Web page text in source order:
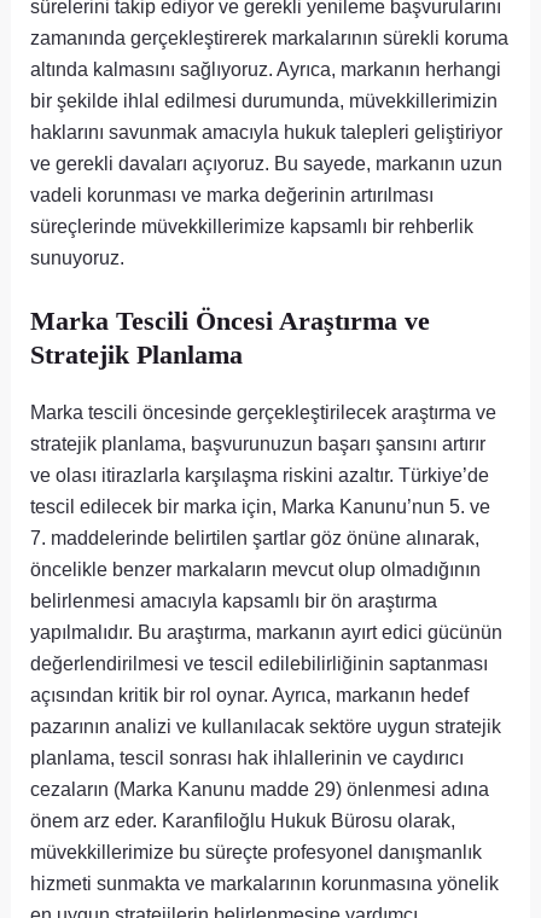
sürelerini takip ediyor ve gerekli yenileme başvurularını
zamanında gerçekleştirerek markalarının sürekli koruma
altında kalmasını sağlıyoruz. Ayrıca, markanın herhangi
bir şekilde ihlal edilmesi durumunda, müvekkillerimizin
haklarını savunmak amacıyla hukuk talepleri geliştiriyor
ve gerekli davaları açıyoruz. Bu sayede, markanın uzun
vadeli korunması ve marka değerinin artırılması
süreçlerinde müvekkillerimize kapsamlı bir rehberlik
sunuyoruz.
Marka Tescili Öncesi Araştırma ve
Stratejik Planlama
Marka tescili öncesinde gerçekleştirilecek araştırma ve
stratejik planlama, başvurunuzun başarı şansını artırır
ve olası itirazlarla karşılaşma riskini azaltır. Türkiye’de
tescil edilecek bir marka için, Marka Kanunu’nun 5. ve
7. maddelerinde belirtilen şartlar göz önüne alınarak,
öncelikle benzer markaların mevcut olup olmadığının
belirlenmesi amacıyla kapsamlı bir ön araştırma
yapılmalıdır. Bu araştırma, markanın ayırt edici gücünün
değerlendirilmesi ve tescil edilebilirliğinin saptanması
açısından kritik bir rol oynar. Ayrıca, markanın hedef
pazarının analizi ve kullanılacak sektöre uygun stratejik
planlama, tescil sonrası hak ihlallerinin ve caydırıcı
cezaların (Marka Kanunu madde 29) önlenmesi adına
önem arz eder. Karanfiloğlu Hukuk Bürosu olarak,
müvekkillerimize bu süreçte profesyonel danışmanlık
hizmeti sunmakta ve markalarının korunmasına yönelik